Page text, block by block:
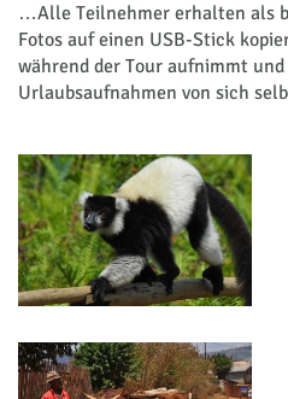
…Alle Teilnehmer erhalten als
Fotos auf einen USB-Stick
während der Tour aufnimmt
Urlaubsaufnahmen von sich